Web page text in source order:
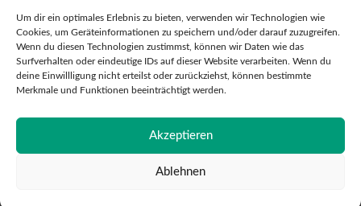
Um dir ein optimales Erlebnis zu bieten, verwenden wir Technologien wie
Cookies, um Geräteinformationen zu speichern und/oder darauf zuzugreifen.
Wenn du diesen Technologien zustimmst, können wir Daten wie das
Surfverhalten oder eindeutige IDs auf dieser Website verarbeiten. Wenn du
deine Einwillligung nicht erteilst oder zurückziehst, können bestimmte
Merkmale und Funktionen beeinträchtigt werden.
Akzeptieren
Ablehnen
+41 (0) 44 728 80 41
info@maxstaeubli.ch
© 2026 Max Stäubli AG - Toutes droits réservés
Impressum